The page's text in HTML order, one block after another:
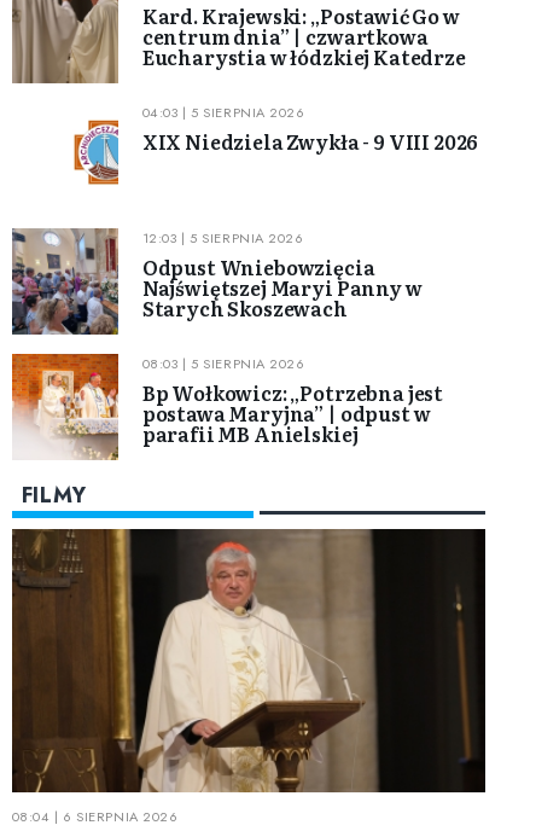
Kard. Krajewski: „Postawić Go w
centrum dnia” | czwartkowa
Eucharystia w łódzkiej Katedrze
04:03 | 5 SIERPNIA 2026
XIX Niedziela Zwykła - 9 VIII 2026
12:03 | 5 SIERPNIA 2026
Odpust Wniebowzięcia
Najświętszej Maryi Panny w
Starych Skoszewach
08:03 | 5 SIERPNIA 2026
Bp Wołkowicz: „Potrzebna jest
postawa Maryjna” | odpust w
parafii MB Anielskiej
FILMY
08:04 | 6 SIERPNIA 2026